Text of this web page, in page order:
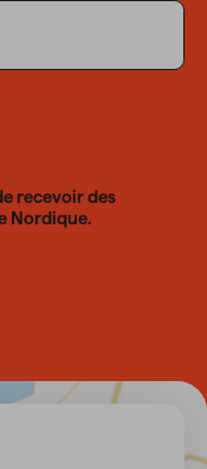
recevoir des
Nordique.